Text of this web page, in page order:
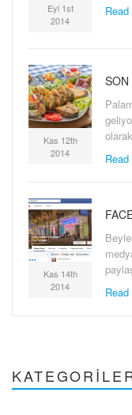
Eyl 1st
2014
Kas 12th
2014
SON
Kas 14th
2014